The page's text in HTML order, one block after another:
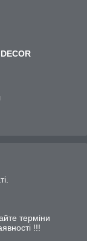
терміни
!!!